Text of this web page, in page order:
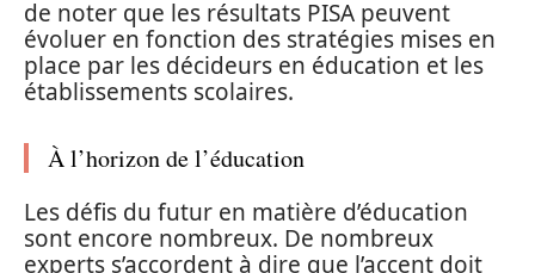
de noter que les résultats PISA peuvent
évoluer en fonction des stratégies mises en
place par les décideurs en éducation et les
établissements scolaires.
À l’horizon de l’éducation
Les défis du futur en matière d’éducation
sont encore nombreux. De nombreux
experts s’accordent à dire que l’accent doit